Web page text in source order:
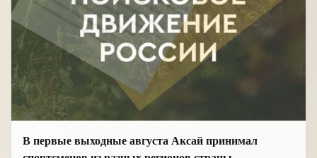
В первые выходные августа Аксай принимал